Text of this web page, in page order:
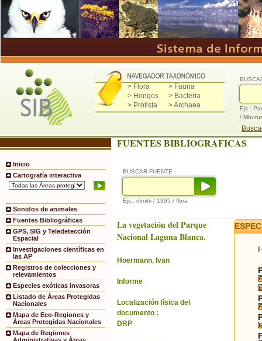
> Flora
> Fauna
> Hongos
> Bacteria
> Protista
> Archaea
Ejs.:
/
Inicio
Cartografía interactiva
Sonidos de animales
Fuentes Bibliográficas
GPS, SIG y Teledetección
Espacial
Investigaciones científicas en
las AP
Registros de colecciones y
relevamientos
Especies exóticas invasoras
Listado de Áreas Protegidas
Nacionales
Mapa de Eco-Regiones y
Áreas Protegidas Nacionales
Mapa de Regiones
FUENTES BIBLIOGRAFICAS
BUSCAR FUENTE
Ejs.: dimitri / 1995 / flora
La vegetación del Parque
Nacional Laguna Blanca.
Hoermann, Ivan
Informe
Localización física del
documento :
DRP